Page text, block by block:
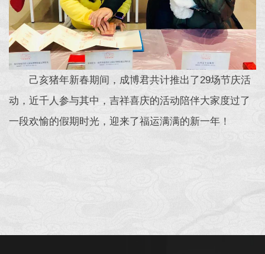
己亥猪年新春期间，成博君共计推出了29场节庆活
动，近千人参与其中，吉祥喜庆的活动陪伴大家度过了
一段欢愉的假期时光，迎来了福运满满的新一年！